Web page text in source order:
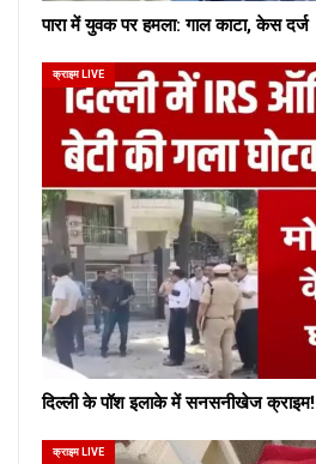
पारा में युवक पर हमला: गाल काटा, केस दर्ज
क्राइम LIVE
दिल्ली के पॉश इलाके में सनसनीखेज क्राइम!
क्राइम LIVE